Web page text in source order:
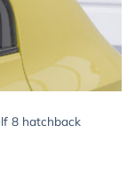
8 hatchback